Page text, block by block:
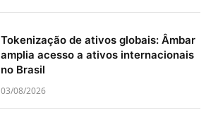
Tokenização de ativos globais: Âmbar
amplia acesso a ativos internacionais
no Brasil
03/08/2026